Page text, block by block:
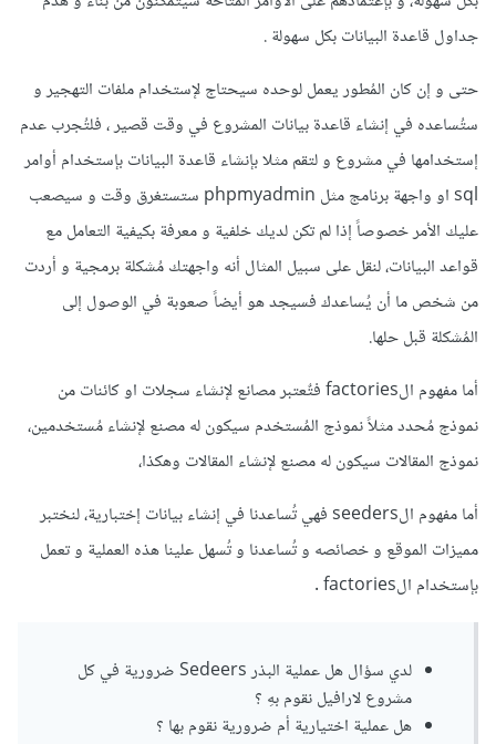
جداول قاعدة البيانات بكل سهولة .
حتى و إن كان المُطور يعمل لوحده سيحتاج لإستخدام ملفات التهجير و
ستُساعده في إنشاء قاعدة بيانات المشروع في وقت قصير ، فلتُجرب عدم
إستخدامها في مشروع و لتقم مثلا بإنشاء قاعدة البيانات بإستخدام أوامر
sql او واجهة برنامج مثل phpmyadmin ستستغرق وقت و سيصعب
عليك الأمر خصوصاً إذا لم تكن لديك خلفية و معرفة بكيفية التعامل مع
قواعد البيانات، لنقل على سبيل المثال أنه واجهتك مُشكلة برمجية و أردت
من شخص ما أن يُساعدك فسيجد هو أيضاً صعوبة في الوصول إلى
المُشكلة قبل حلها.
أما مفهوم الfactories فتٌعتبر مصانع لإنشاء سجلات او كائنات من
نموذج مُحدد مثلاً نموذج المُستخدم سيكون له مصنع لإنشاء مُستخدمين،
نموذج المقالات سيكون له مصنع لإنشاء المقالات وهكذا،
أما مفهوم الseeders فهي تُساعدنا في إنشاء بيانات إختبارية، لنختبر
مميزات الموقع و خصائصه و تُساعدنا و تُسهل علينا هذه العملية و تعمل
بإستخدام الfactories .
لدي سؤال هل عملية البذر Sedeers ضرورية في كل
مشروع لارافيل نقوم بهِ ؟
هل عملية اختيارية أم ضرورية نقوم بها ؟